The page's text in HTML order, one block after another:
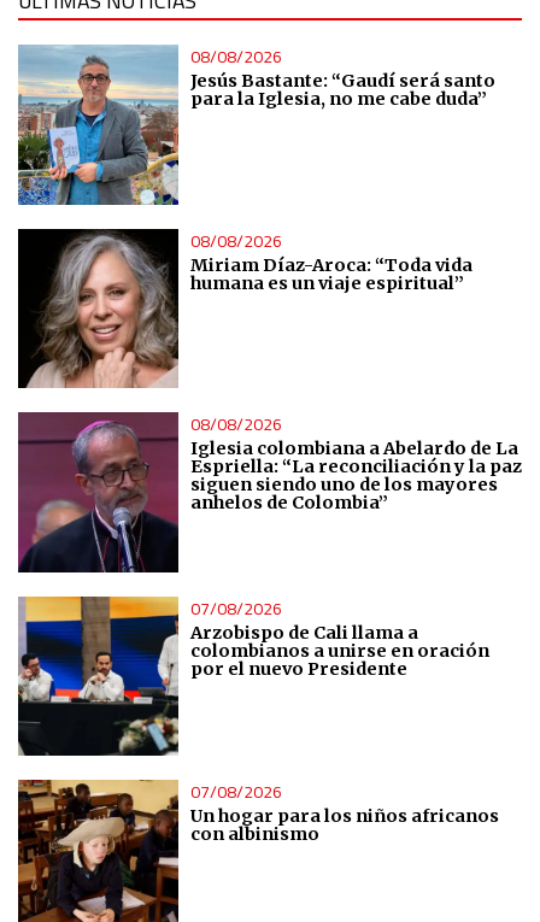
08/08/2026
Jesús Bastante: “Gaudí será santo
para la Iglesia, no me cabe duda”
08/08/2026
Miriam Díaz-Aroca: “Toda vida
humana es un viaje espiritual”
08/08/2026
Iglesia colombiana a Abelardo de La
Espriella: “La reconciliación y la paz
siguen siendo uno de los mayores
anhelos de Colombia”
07/08/2026
Arzobispo de Cali llama a
colombianos a unirse en oración
por el nuevo Presidente
07/08/2026
Un hogar para los niños africanos
con albinismo